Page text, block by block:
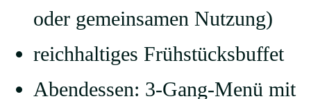
oder gemeinsamen Nutzung)
reichhaltiges Frühstücksbuffet
Abendessen: 3-Gang-Menü mit